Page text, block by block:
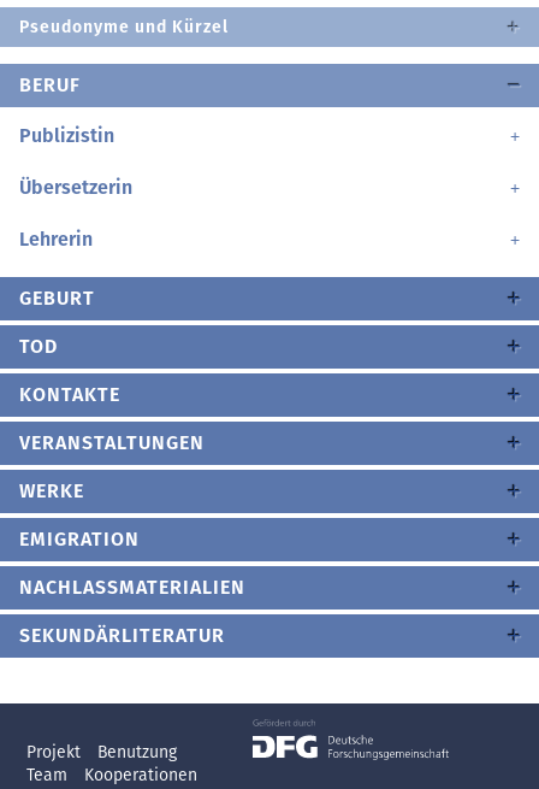
Pseudonyme und Kürzel
BERUF
Publizistin
Übersetzerin
Lehrerin
GEBURT
TOD
KONTAKTE
VERANSTALTUNGEN
WERKE
EMIGRATION
NACHLASSMATERIALIEN
SEKUNDÄRLITERATUR
Projekt
Benutzung
Team
Kooperationen